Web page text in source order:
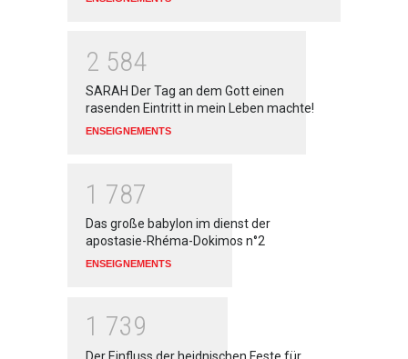
2 584
SARAH Der Tag an dem Gott einen
rasenden Eintritt in mein Leben machte!
ENSEIGNEMENTS
1 787
Das große babylon im dienst der
apostasie-Rhéma-Dokimos n°2
ENSEIGNEMENTS
1 739